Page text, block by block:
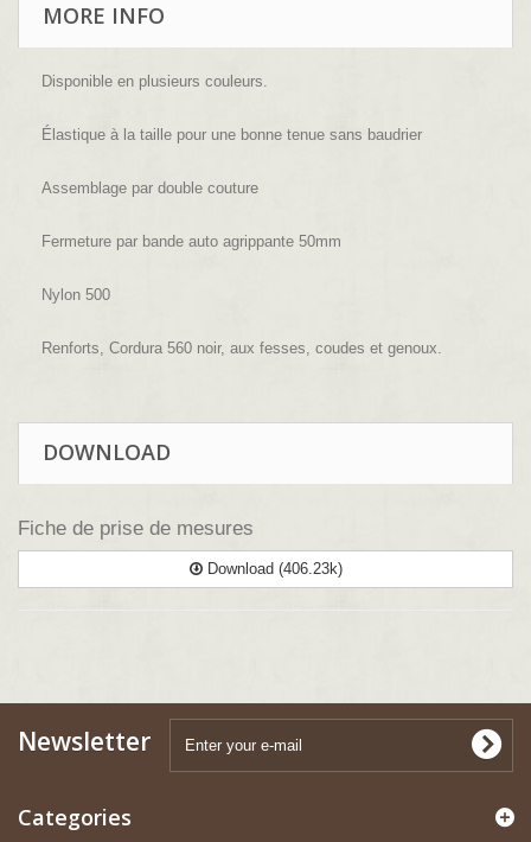
MORE INFO
Disponible en plusieurs couleurs.
Élastique à la taille pour une bonne tenue sans baudrier
Assemblage par double couture
Fermeture par bande auto agrippante 50mm
Nylon 500
Renforts, Cordura 560 noir, aux fesses, coudes et genoux.
DOWNLOAD
Fiche de prise de mesures
Download (406.23k)
Newsletter
Categories